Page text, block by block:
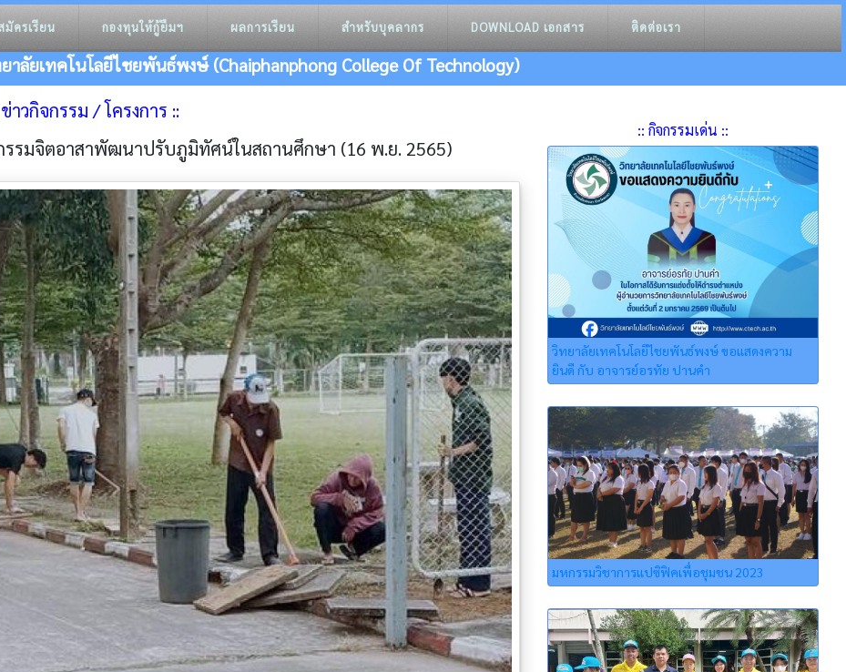
มัครเรียน กองทุนให้กู้ยืมฯ ผลการเรียน สำหรับบุคลากร DOWNLOAD เอกสาร ติดต่อเรา
าลัยเทคโนโลยีไชยพันธ์พงษ์ (Chaiphanphong College Of Technology)
าวกิจกรรม / โครงการ ::
รรมจิตอาสาพัฒนาปรับภูมิทัศน์ในสถานศึกษา (16 พ.ย. 2565)
:: กิจกรรมเด่น ::
วิทยาลัยเทคโนโลยีไชยพันธ์พงษ์ ขอแสดงความ
ยินดี กับ อาจารย์อรทัย ปานคำ
มหกรรมวิชาการแปซิฟิคเพื่อชุมชน 2023